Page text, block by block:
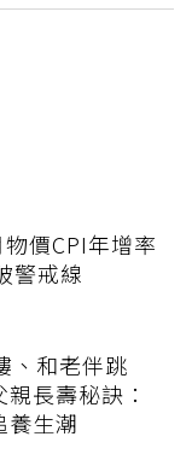
價CPI年增率
警戒線
、和老伴跳
長壽秘訣：
養生潮